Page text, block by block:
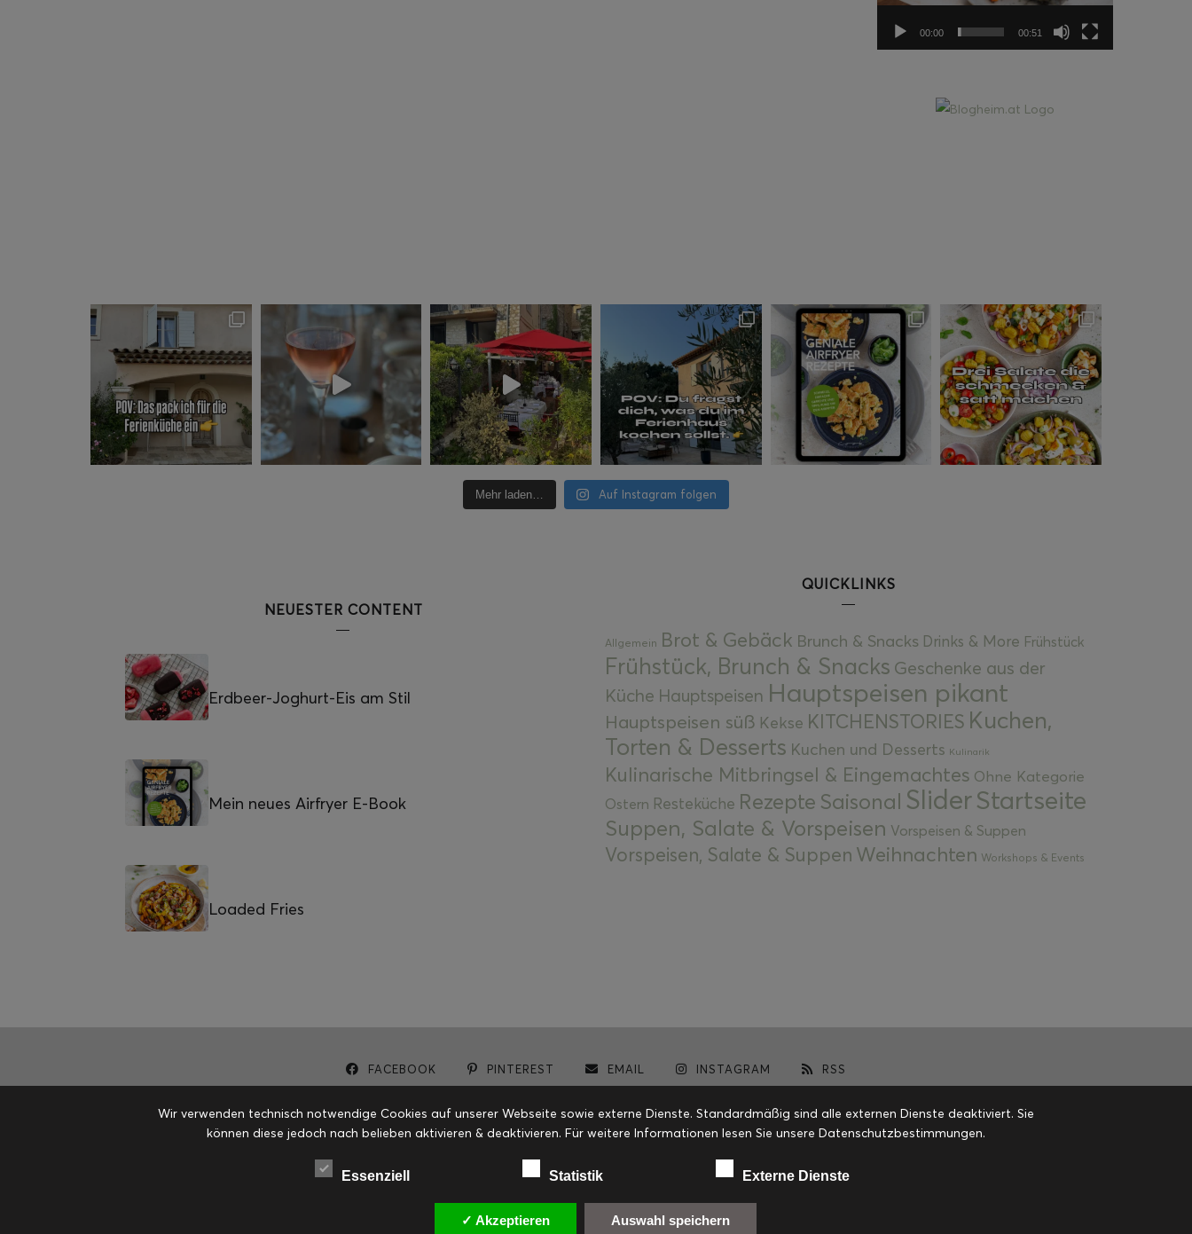
00:00 00:51
Mehr laden… Auf Instagram folgen
NEUESTER CONTENT
Erdbeer-Joghurt-Eis am Stil
Mein neues Airfryer E-Book
Loaded Fries
QUICKLINKS
Allgemein Brot & Gebäck Brunch & Snacks Drinks & More Frühstück
Frühstück, Brunch & Snacks Geschenke aus der
Küche Hauptspeisen Hauptspeisen pikant
Hauptspeisen süß Kekse KITCHENSTORIES Kuchen,
Torten & Desserts Kuchen und Desserts Kulinarik
Kulinarische Mitbringsel & Eingemachtes Ohne Kategorie
Ostern Resteküche Rezepte Saisonal SliderStartseite
Suppen, Salate & Vorspeisen Vorspeisen & Suppen
Vorspeisen, Salate & Suppen Weihnachten Workshops & Events
FACEBOOK PINTEREST EMAIL INSTAGRAM RSS
Wir verwenden technisch notwendige Cookies auf unserer Webseite sowie externe Dienste. Standardmäßig sind alle externen Dienste deaktiviert. Sie
können diese jedoch nach belieben aktivieren & deaktivieren. Für weitere Informationen lesen Sie unsere Datenschutzbestimmungen.
Essenziell Statistik Externe Dienste
✓ Akzeptieren Auswahl speichern